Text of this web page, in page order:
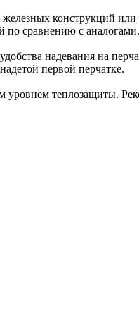
конструкций
по сравнению с аналогами.
надевания на
первой перчатке.
уровнем теплозащиты.